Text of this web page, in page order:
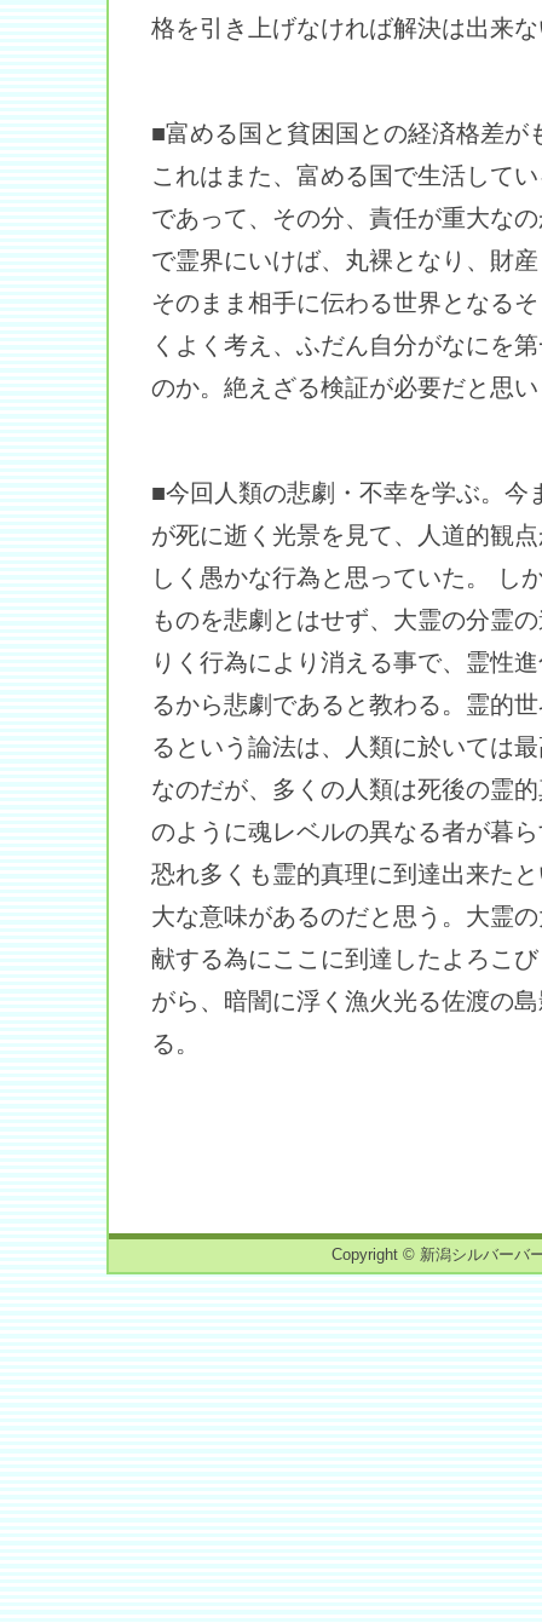
格を引き上げなければ解決は出来
■富める国と貧困国との経済格差が
これはまた、富める国で生活して
であって、その分、責任が重大な
で霊界にいけば、丸裸となり、財
そのまま相手に伝わる世界となる
くよく考え、ふだん自分がなにを
のか。絶えざる検証が必要だと思
■今回人類の悲劇・不幸を学ぶ。今
が死に逝く光景を見て、人道的観
しく愚かな行為と思っていた。 し
ものを悲劇とはせず、大霊の分霊
りく行為により消える事で、霊性
るから悲劇であると教わる。霊的
るという論法は、人類に於いては
なのだが、多くの人類は死後の霊
のように魂レベルの異なる者が暮
恐れ多くも霊的真理に到達出来た
大な意味があるのだと思う。大霊
献する為にここに到達したよろこ
がら、暗闇に浮く漁火光る佐渡の
る。
Copyright © 新潟シルバーバ